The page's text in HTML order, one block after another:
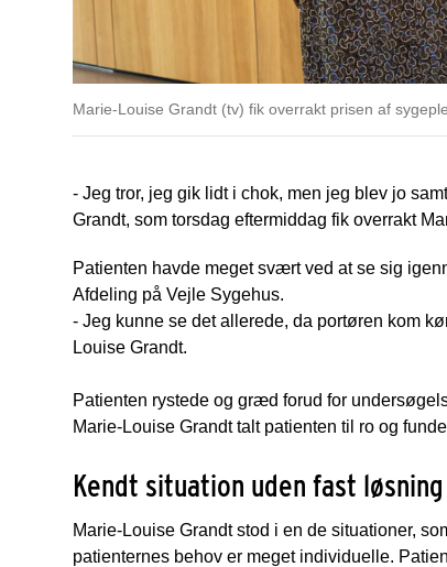
Marie-Louise Grandt (tv) fik overrakt prisen af
- Jeg tror, jeg gik lidt i chok, men jeg blev jo
Grandt, som torsdag eftermiddag fik overrakt
Patienten havde meget svært ved at se sig
Afdeling på Vejle Sygehus.
- Jeg kunne se det allerede, da portøren kom
Louise Grandt.
Patienten rystede og græd forud for
Marie-Louise Grandt talt patienten til ro og
Kendt situation uden fast løsning
Marie-Louise Grandt stod i en de situationer,
patienternes behov er meget individuelle.